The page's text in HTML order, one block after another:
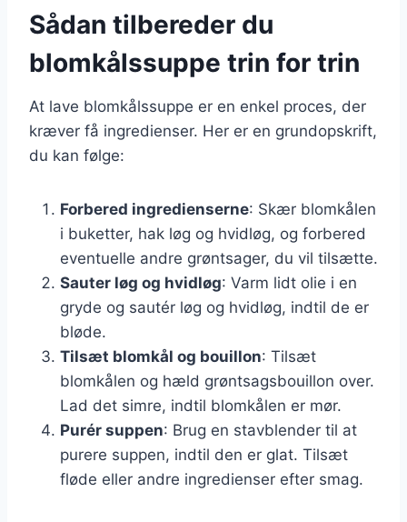
Sådan tilbereder du
blomkålssuppe trin for trin
At lave blomkålssuppe er en enkel proces, der
kræver få ingredienser. Her er en grundopskrift,
du kan følge:
Forbered ingredienserne: Skær blomkålen
i buketter, hak løg og hvidløg, og forbered
eventuelle andre grøntsager, du vil tilsætte.
Sauter løg og hvidløg: Varm lidt olie i en
gryde og sautér løg og hvidløg, indtil de er
bløde.
Tilsæt blomkål og bouillon: Tilsæt
blomkålen og hæld grøntsagsbouillon over.
Lad det simre, indtil blomkålen er mør.
Purér suppen: Brug en stavblender til at
purere suppen, indtil den er glat. Tilsæt
fløde eller andre ingredienser efter smag.